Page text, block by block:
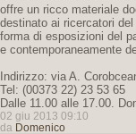
offre un ricco materiale
destinato ai ricercatori
forma di esposizioni del
e contemporaneamente
Indirizzo: via A.
Tel: (00373 22) 23 53 65
Dalle 11.00 alle 17.00.
02 giu 2013 09:10
da Domenico